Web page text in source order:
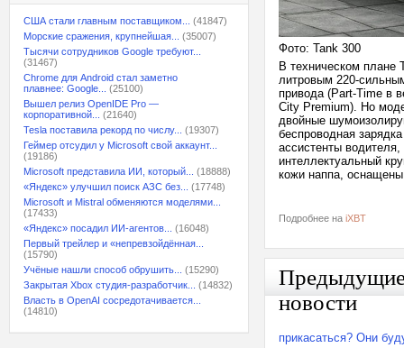
США стали главным поставщиком...
(41847)
Морские сражения, крупнейшая...
(35007)
Тысячи сотрудников Google требуют...
(31467)
Chrome для Android стал заметно
плавнее: Google...
(25100)
Вышел релиз OpenIDE Pro —
корпоративной...
(21640)
Tesla поставила рекорд по числу...
(19307)
Геймер отсудил у Microsoft свой аккаунт...
(19186)
Microsoft представила ИИ, который...
(18888)
«Яндекс» улучшил поиск АЗС без...
(17748)
Microsoft и Mistral обменяются моделями...
(17433)
«Яндекс» посадил ИИ-агентов...
(16048)
Первый трейлер и «непревзойдённая...
(15790)
Учёные нашли способ обрушить...
(15290)
Закрытая Xbox студия-разработчик...
(14832)
Власть в OpenAI сосредотачивается...
(14810)
Фото: Tank 300
В техническом
литровым 220-
привода (Part-Time в
City Premium). Но
двойные
беспроводная
ассистенты
интеллектуальный
кожи наппа,
Подробнее на iXBT
новости
прикасаться? Они